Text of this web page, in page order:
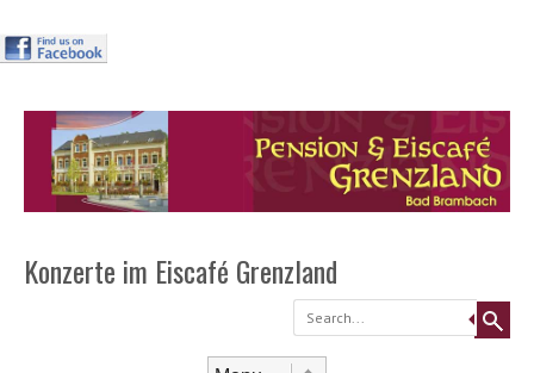
Konzerte im Eiscafé Grenzland
Search